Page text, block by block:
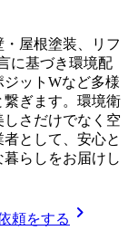
屋根塗装、リフ
に基づき環境配
ットWなど多様
ぎます。環境衛
さだけでなく空
として、安心と
らしをお届けし
頼をする chevron_right